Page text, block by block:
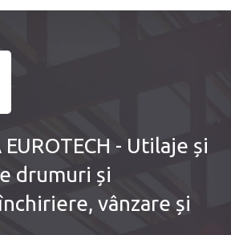
- Utilaje și
drumuri și
vânzare și